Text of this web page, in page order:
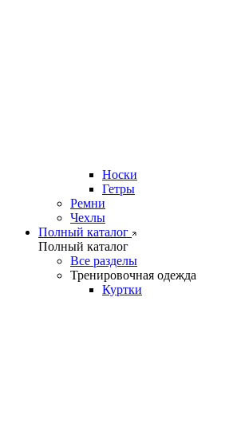
Носки
Гетры
Ремни
Чехлы
Полный каталог
Полный каталог
Все разделы
Тренировочная одежда
Куртки